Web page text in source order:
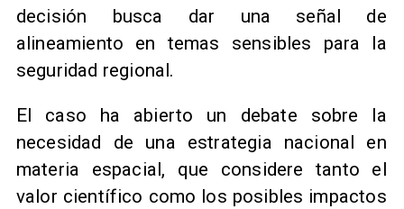
decisión busca dar una señal de
alineamiento en temas sensibles para la
seguridad regional.
El caso ha abierto un debate sobre la
necesidad de una estrategia nacional en
materia espacial, que considere tanto el
valor científico como los posibles impactos